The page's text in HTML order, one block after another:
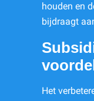
houden en
bijdraagt
Het